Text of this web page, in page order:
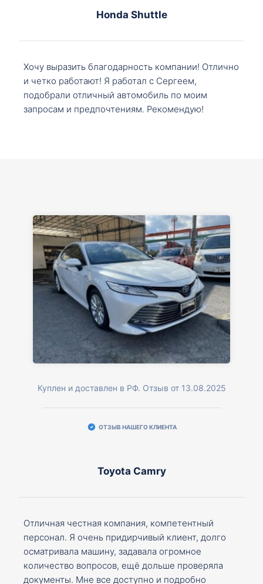
Honda Shuttle
Хочу выразить благодарность компании! Отлично
и четко работают! Я работал с Сергеем,
подобрали отличный автомобиль по моим
запросам и предпочтениям. Рекомендую!
Куплен и доставлен в РФ. Отзыв от 13.08.2025
ОТЗЫВ НАШЕГО КЛИЕНТА
Toyota Camry
Отличная честная компания, компетентный
персонал. Я очень придирчивый клиент, долго
осматривала машину, задавала огромное
количество вопросов, ещё дольше проверяла
документы. Мне все доступно и подробно